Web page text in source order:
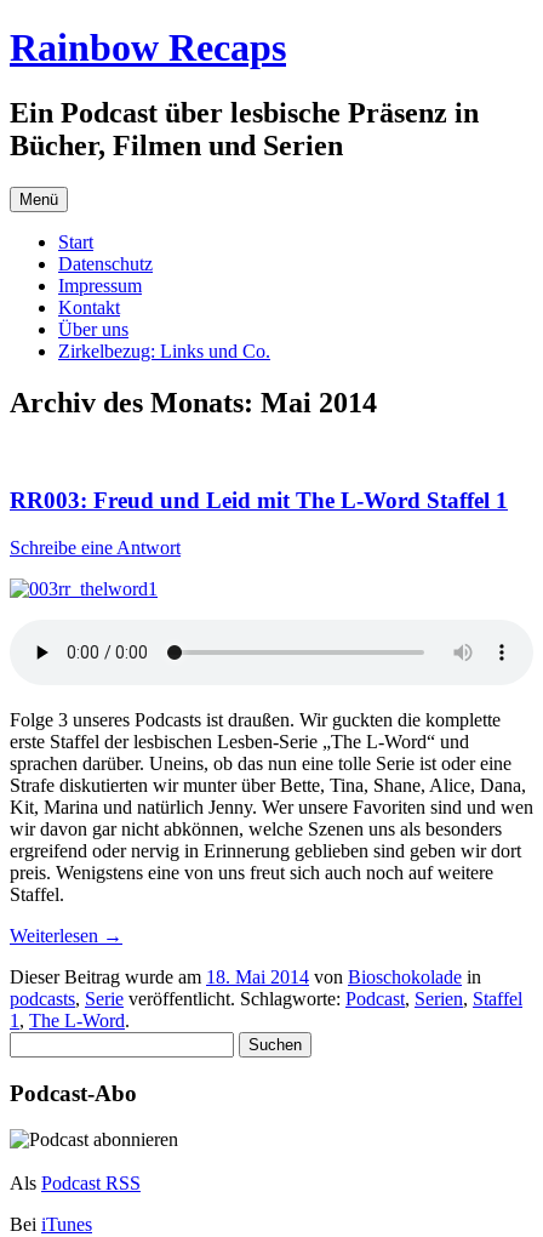
Zum
Inhalt
Rainbow Recaps
Ein Podcast über lesbische Präsenz in
Bücher, Filmen und Serien
Menü
Start
Datenschutz
Impressum
Kontakt
Über uns
Zirkelbezug: Links und Co.
Archiv des Monats: Mai 2014
RR003: Freud und Leid mit The L-Word Staffel 1
Schreibe eine Antwort
Folge 3 unseres Podcasts ist draußen. Wir guckten die komplette
erste Staffel der lesbischen Lesben-Serie „The L-Word“ und
sprachen darüber. Uneins, ob das nun eine tolle Serie ist oder eine
Strafe diskutierten wir munter über Bette, Tina, Shane, Alice, Dana,
Kit, Marina und natürlich Jenny. Wer unsere Favoriten sind und wen
wir davon gar nicht abkönnen, welche Szenen uns als besonders
ergreifend oder nervig in Erinnerung geblieben sind geben wir dort
preis. Wenigstens eine von uns freut sich auch noch auf weitere
Staffel.
Weiterlesen →
Dieser Beitrag wurde am 18. Mai 2014 von Bioschokolade in
podcasts, Serie veröffentlicht. Schlagworte: Podcast, Serien, Staffel
1 , The L-Word.
nach:
Podcast-Abo
Als Podcast RSS
Bei iTunes